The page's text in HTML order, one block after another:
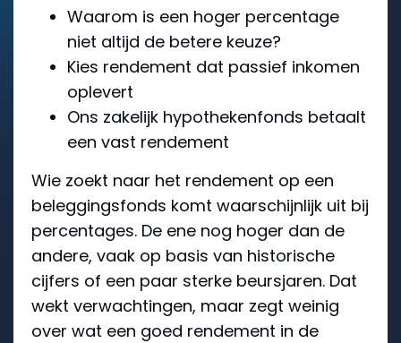
Waarom is een hoger percentage
niet altijd de betere keuze?
Kies rendement dat passief inkomen
oplevert
Ons zakelijk hypothekenfonds betaalt
een vast rendement
Wie zoekt naar het rendement op een
beleggingsfonds komt waarschijnlijk uit bij
percentages. De ene nog hoger dan de
andere, vaak op basis van historische
cijfers of een paar sterke beursjaren. Dat
wekt verwachtingen, maar zegt weinig
over wat een goed rendement in de